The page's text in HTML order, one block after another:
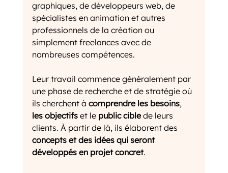
graphiques, de développeurs web, de
spécialistes en animation et autres
professionnels de la création ou
simplement freelances avec de
nombreuses compétences.
Leur travail commence généralement par
une phase de recherche et de stratégie où
ils cherchent à comprendre les besoins,
les objectifs et le public cible de leurs
clients. À partir de là, ils élaborent des
concepts et des idées qui seront
développés en projet concret.